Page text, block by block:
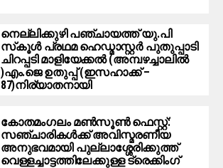
നെല്ലിക്കുഴി പഞ്ചായത്ത് യു.പി
സ്‌കൂൾ പ്രഥമ ഹെഡ്മാസ്റ്റർ പുതുപ്പാടി
ചിറപ്പടി മാളിയേക്കൽ (അമ്പഴച്ചാലിൽ
)എം.ജെ ഉതുപ്പ് (ഇസഹാക്ക് –
87)നിര്യാതനായി
കോതമംഗലം മൺസൂൺ ഫെസ്റ്റ്:
സഞ്ചാരികൾക്ക് അവിസ്മരണീയ
അനുഭവമായി പുല്ലാശ്ശേരിക്കുത്ത്
വെള്ളച്ചാട്ടത്തിലേക്കുള്ള ട്രെക്കിംഗ്